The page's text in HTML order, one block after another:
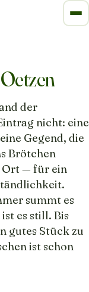
der
nicht: eine
Gegend, die
Brötchen
Ort — für ein
summt es
es still. Bis
gutes Stück zu
ist schon